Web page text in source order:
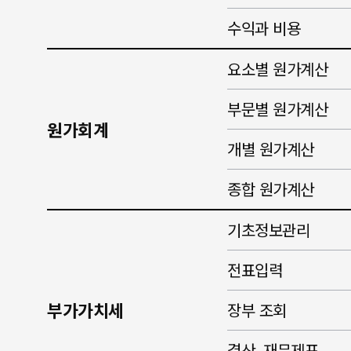
수익과 비용
원가회계
요소별 원가계산
부문별 원가계산
개별 원가계산
종합 원가계산
부가가치세
기초정보관리
전표입력
장부 조회